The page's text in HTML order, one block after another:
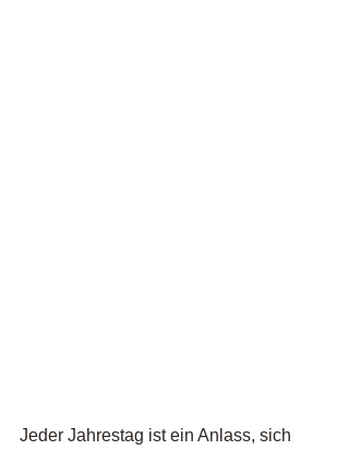
Jeder Jahrestag ist ein Anlass, sich